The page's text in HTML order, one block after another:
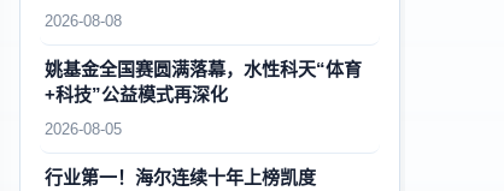
等奖，再攀国内外木业自主创新新高峰
2026-08-08
姚基金全国赛圆满落幕，水性科天“体育
+科技”公益模式再深化
2026-08-05
行业第一！海尔连续十年上榜凯度